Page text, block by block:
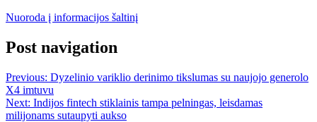
Nuoroda į informacijos šaltinį
Post navigation
Previous: Dyzelinio variklio derinimo tikslumas su naujojo generolo
X4 imtuvu
Next: Indijos fintech stiklainis tampa pelningas, leisdamas
milijonams sutaupyti aukso